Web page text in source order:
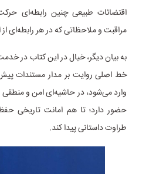
اقتضائات طبیعی چنین رابطه‌ای
مراقبت و ملاحظاتی که در هر رابطه‌ای
به بیان دیگر، خیال در این کتاب در
خط اصلی روایت بر مدار مستندات
وارد می‌شود، در حاشیه‌ای امن و
حضور دارد؛ تا هم امانت تاریخی
طراوت داستانی پیدا کند.